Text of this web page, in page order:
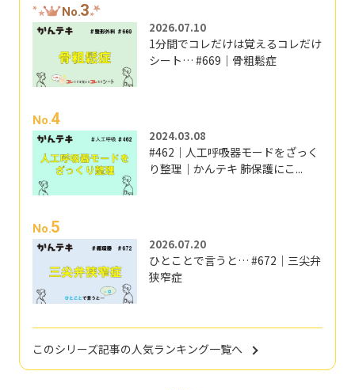
No.3
2026.07.10
1分間でコレだけは覚えるコレだけ
シート… #669｜骨粗鬆症
No.4
2024.03.08
#462｜人工呼吸器モードをざっく
り整理｜かんテキ 肺保護にこ...
No.5
2026.07.20
ひとことで言うと… #672｜三尖弁
狭窄症
このシリーズ記事の人気ランキング一覧へ